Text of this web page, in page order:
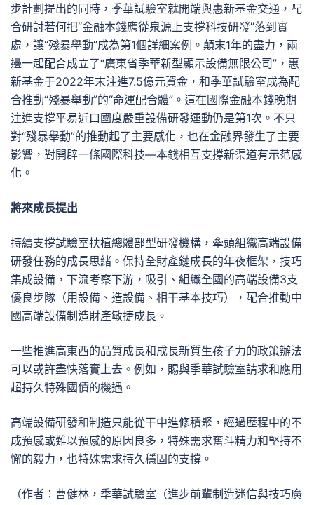
步計劃提出的同時，季華試驗室就開端與惠新基金交通，配
合研討若何把“金融本錢應從泉源上支撐科技研發”落到實
處，讓“殘暴舉動”成為第1個詳細案例。顛末1年的盡力，兩
邊一起配合成立了“廣東省季華新型顯示設備無限公司”，惠
新基金于2022年末注進7.5億元資金，和季華試驗室成為配
合推動“殘暴舉動”的“命運配合體”。這在國際金融本錢晚期
注進支撐平易近口國度嚴重設備研發運動仍是第1次。不只
對“殘暴舉動”的推動起了主要感化，也在金融界發生了主要
影響，對開辟一條國際科技—本錢相互支撐新渠道有示范感
化。
將來成長提出
持續支撐試驗室扶植總體部型研發機構，牽頭組織高端設備
研發任務的成長思緒。保持全財產鏈成長的年夜框架，技巧
集成設備，下流考察下游，吸引、組織全國的高端設備3支
優良步隊（用設備、造設備、相干基本技巧），配合推動中
國高端設備制造財產敏捷成長。
一些推進高東西的品質成長和成長新質生孩子力的政策辦法
可以或許盡快落實上去。例如，賜與季華試驗室請求和應用
超持久特殊國債的機遇。
高端設備研發和制造只能從干中進修積聚，經過歷程中的不
成預感或難以預感的原因良多，特殊需求奮斗精力和堅持不
懈的毅力，也特殊需求持久穩固的支撐。
（作者：曹健林，季華試驗室（進步前輩制造迷信與技巧廣